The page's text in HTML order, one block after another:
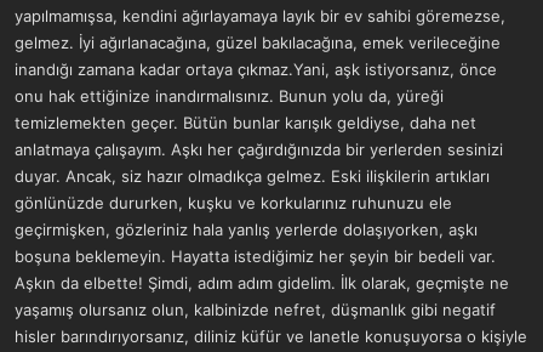
yapılmamışsa, kendini ağırlayamaya layık bir ev sahibi göremezse,
gelmez. İyi ağırlanacağına, güzel bakılacağına, emek verileceğine
inandığı zamana kadar ortaya çıkmaz.Yani, aşk istiyorsanız, önce
onu hak ettiğinize inandırmalısınız. Bunun yolu da, yüreği
temizlemekten geçer. Bütün bunlar karışık geldiyse, daha net
anlatmaya çalışayım. Aşkı her çağırdığınızda bir yerlerden sesinizi
duyar. Ancak, siz hazır olmadıkça gelmez. Eski ilişkilerin artıkları
gönlünüzde dururken, kuşku ve korkularınız ruhunuzu ele
geçirmişken, gözleriniz hala yanlış yerlerde dolaşıyorken, aşkı
boşuna beklemeyin. Hayatta istediğimiz her şeyin bir bedeli var.
Aşkın da elbette! Şimdi, adım adım gidelim. İlk olarak, geçmişte ne
yaşamış olursanız olun, kalbinizde nefret, düşmanlık gibi negatif
hisler barındırıyorsanız, diliniz küfür ve lanetle konuşuyorsa o kişiyle